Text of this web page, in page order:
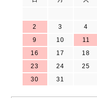
2
3 4
9
10 11
16
17 18
23
24 25
30
31